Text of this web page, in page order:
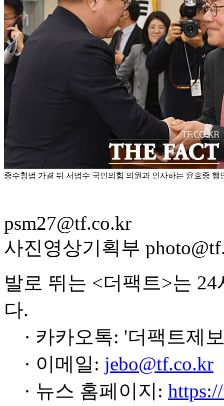
중수청법 가결 뒤 서범수 국민의힘 의원과 인사하는 윤호중 행
psm27@tf.co.kr
사진영상기획부
발로 뛰는 <더팩트>는
다.
· 카카오톡: '더팩트제
· 이메일: jebo@tf.co.kr
· 뉴스 홈페이지: